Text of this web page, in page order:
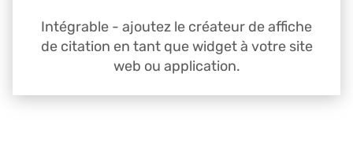
Intégrable - ajoutez le créateur de affiche
de citation en tant que widget à votre site
web ou application.